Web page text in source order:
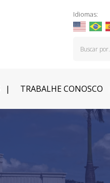
Idiomas:
TRABALHE CONOSCO